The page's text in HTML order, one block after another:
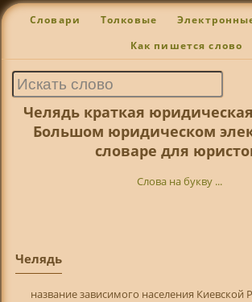
Словари Толковые
Как пишется слово
Челядь краткая
Большом юридическом
словаре для
Слова на букву ...
Челядь
название зависимого населения Киевской